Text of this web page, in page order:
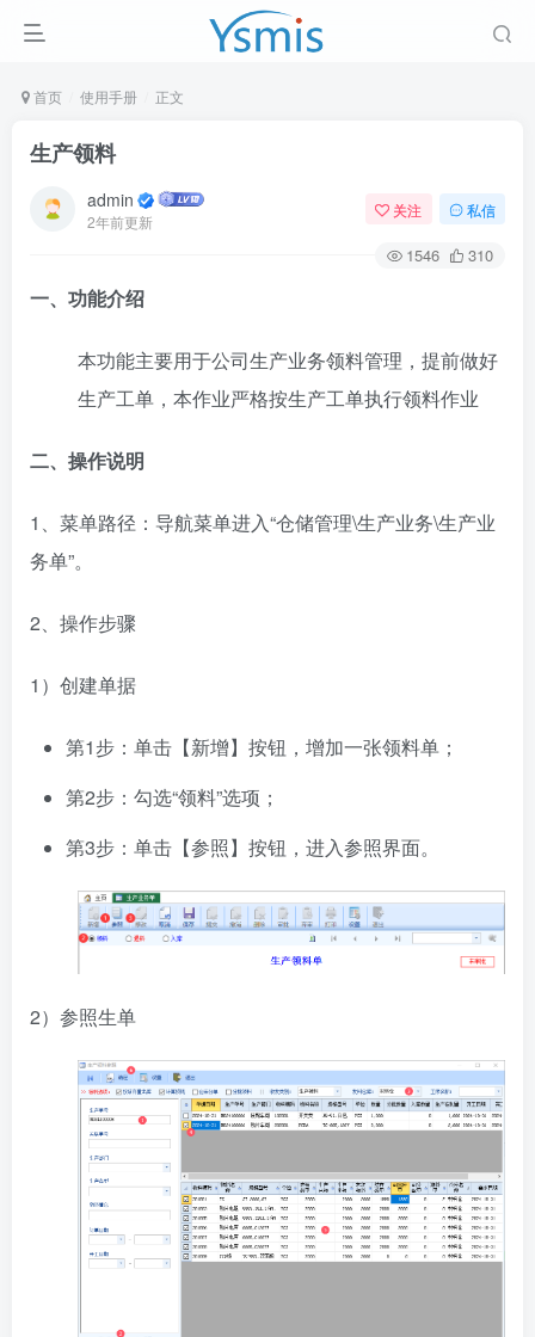
首页 使用手册 正文
生产领料
admin
2年前更新
关注 私信
1546 310
一、功能介绍
本功能主要用于公司生产业务领料管理，提前做好
生产工单，本作业严格按生产工单执行领料作业
二、操作说明
1、菜单路径：导航菜单进入“仓储管理\生产业务\生产业
务单”。
2、操作步骤
1）创建单据
第1步：单击【新增】按钮，增加一张领料单；
第2步：勾选“领料”选项；
第3步：单击【参照】按钮，进入参照界面。
2）参照生单